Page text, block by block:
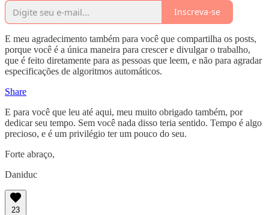
Inscreva-se
E meu agradecimento também para você que compartilha os posts,
porque você é a única maneira para crescer e divulgar o trabalho,
que é feito diretamente para as pessoas que leem, e não para agradar
especificações de algoritmos automáticos.
Share
E para você que leu até aqui, meu muito obrigado também, por
dedicar seu tempo. Sem você nada disso teria sentido. Tempo é algo
precioso, e é um privilégio ter um pouco do seu.
Forte abraço,
Daniduc
23